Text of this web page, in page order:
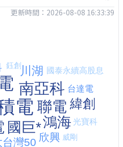
更新時間：2026-08-08 16:33:39